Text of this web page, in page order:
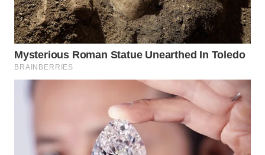
WN
TAPANULI
UTARA
WN
LAWAS